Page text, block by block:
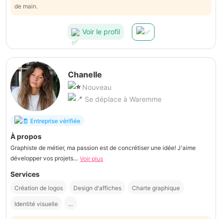
de main.
Voir le profil
Chanelle
Nouveau
Se déplace à Waremme
Entreprise vérifiée
À propos
Graphiste de métier, ma passion est de concrétiser une idée! J'aime
développer vos projets... Voir plus
Services
Création de logos Design d'affiches Charte graphique
Identité visuelle ...